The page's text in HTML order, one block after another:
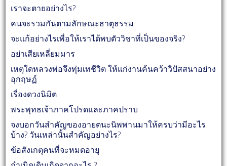
เราจะตายอย่างไร?
คนจะรวมกันตามลักษณะธาตุธรรม
จะแก้อย่างไรเพื่อให้เราได้พบตัววิชาที่เป็นของจริง?
อย่าเสียเหลี่ยมมาร
เหตุใดหลวงพ่อจึงทุ่มเทชีวิต ให้แก่งานค้นคว้าวิปัสสนาอย่าง
อุกฤษฏ์
เรื่องดวงนิมิต
พระพุทธเจ้าภาคโปรดและภาคปราบ
จงบอกวันสำคัญของอายตนะนิพพานมาให้ครบว่ามีอะไร
บ้าง? วันเหล่านั้นสำคัญอย่างไร?
ข้อสังเกตุคนที่จะหมดอายุ